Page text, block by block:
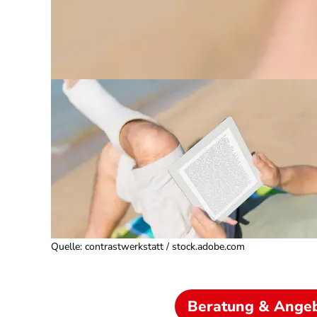
Quelle: contrastwerkstatt / stock.adobe.com
Beratung &